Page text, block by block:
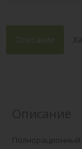
Описание
Полнорационный